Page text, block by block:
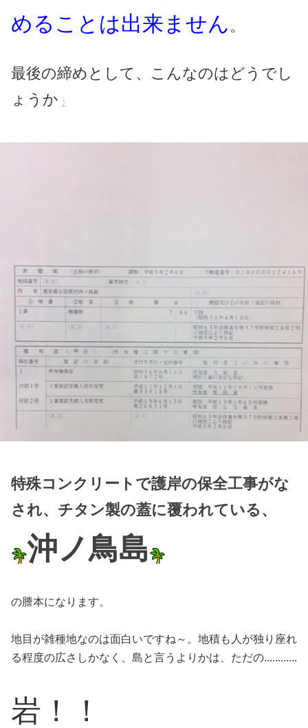
めることは出来ません 。
最後の締めとして、こんなのはどうでし
ょうか
特殊コンクリートで護岸の保全工事がな
され、チタン製の蓋に覆われている、
沖ノ鳥島
の謄本になります。
地目が雑種地なのは面白いですね～。地積も人が独り座れ
る程度の広さしかなく、島と言うよりかは、ただの............
岩！！